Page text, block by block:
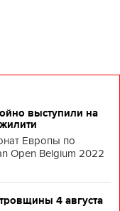
выступили на
Европы по
Open Belgium 2022
4 августа